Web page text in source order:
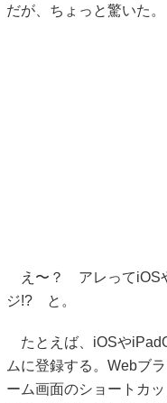
だが、ちょっと驚いた。
え〜？ アレってiOS
ジ!? と。
たとえば、iOSや
ムに登録する。Webブ
ーム画面のショートカ